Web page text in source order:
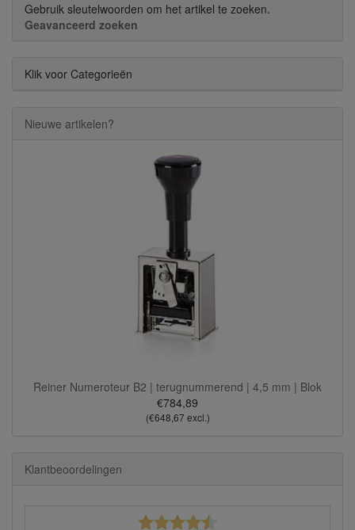
Gebruik sleutelwoorden om het artikel te zoeken.
Geavanceerd zoeken
Klik voor Categorieën
Nieuwe artikelen?
Reiner Numeroteur B2 | terugnummerend | 4,5 mm | Blok
€784,89
(€648,67 excl.)
Klantbeoordelingen